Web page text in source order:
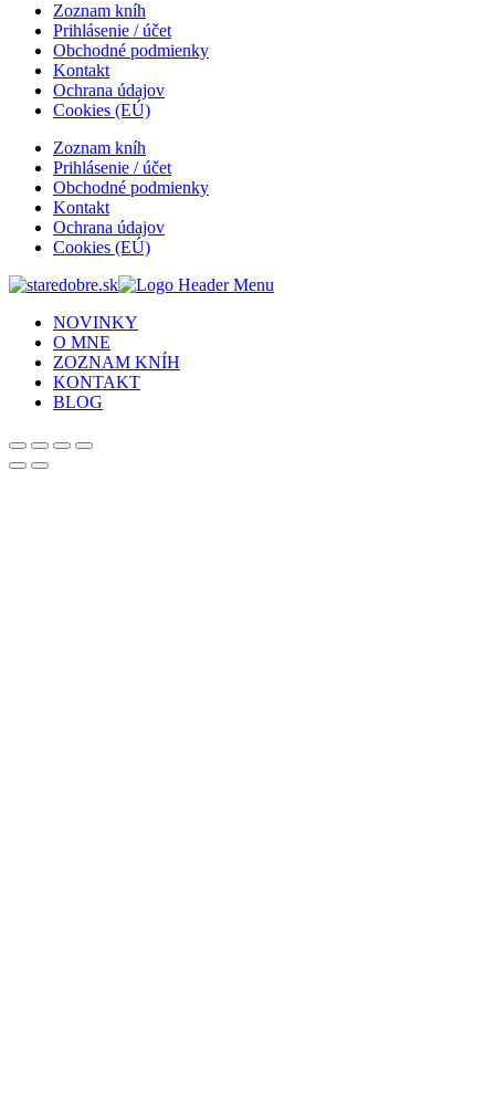
Zoznam kníh
Prihlásenie / účet
Obchodné podmienky
Kontakt
Ochrana údajov
Cookies (EÚ)
Zoznam kníh
Prihlásenie / účet
Obchodné podmienky
Kontakt
Ochrana údajov
Cookies (EÚ)
NOVINKY
O MNE
ZOZNAM KNÍH
KONTAKT
BLOG